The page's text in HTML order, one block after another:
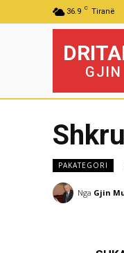
36.9 C Tiranë
PAKATEGORI
Nga Gjin